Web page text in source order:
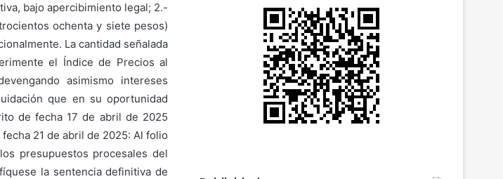
bajo apercibimiento legal; 2.-
ochenta y siete pesos)
La cantidad señalada
el Índice de Precios al
asimismo intereses
que en su oportunidad
de fecha 17 de abril de 2025
21 de abril de 2025: Al folio
presupuestos procesales del
la sentencia definitiva de